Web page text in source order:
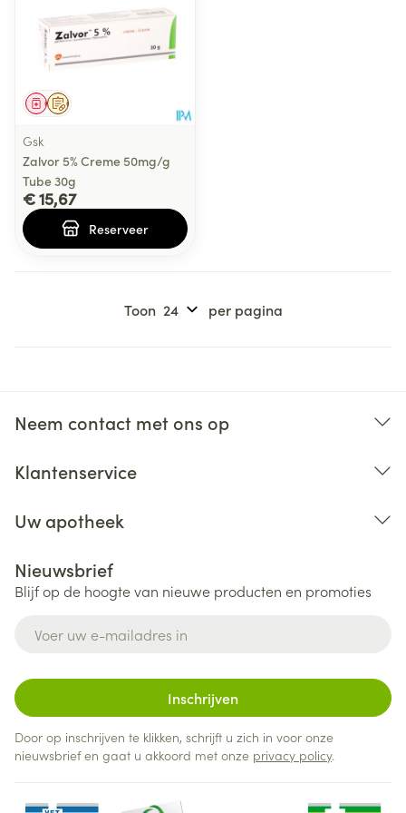
Op voorschrift
Geneesmiddel
Gsk
Zalvor 5% Creme 50mg/g
Tube 30g
€ 15,67
Reserveer
Toon per pagina
Neem contact met ons op
Klantenservice
Uw apotheek
Nieuwsbrief
Blijf op de hoogte van nieuwe producten en promoties
Inschrijven
Door op inschrijven te klikken, schrijft u zich in voor onze
nieuwsbrief en gaat u akkoord met onze privacy policy.